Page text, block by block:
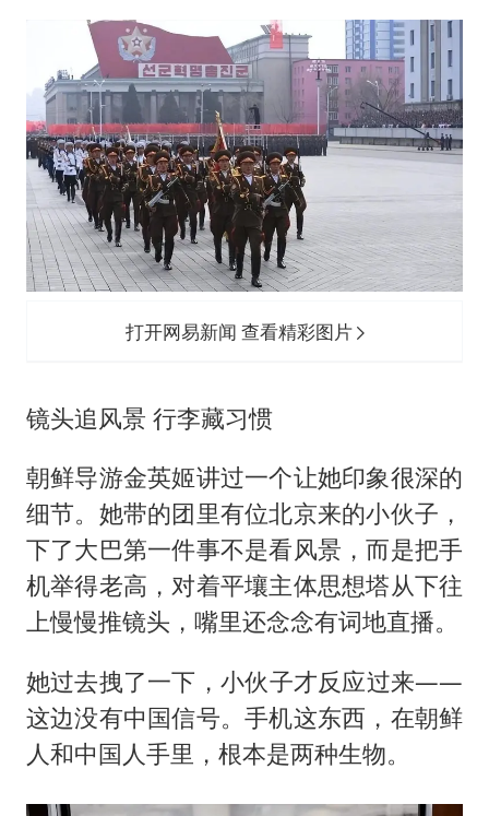
打开网易新闻 查看精彩图片
镜头追风景 行李藏习惯
朝鲜导游金英姬讲过一个让她印象很深的
细节。她带的团里有位北京来的小伙子，
下了大巴第一件事不是看风景，而是把手
机举得老高，对着平壤主体思想塔从下往
上慢慢推镜头，嘴里还念念有词地直播。
她过去拽了一下，小伙子才反应过来——
这边没有中国信号。手机这东西，在朝鲜
人和中国人手里，根本是两种生物。